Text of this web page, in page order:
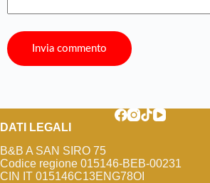
Invia commento
DATI LEGALI
B&B A SAN SIRO 75
Codice regione 015146-BEB-00231
CIN IT 015146C13ENG78OI